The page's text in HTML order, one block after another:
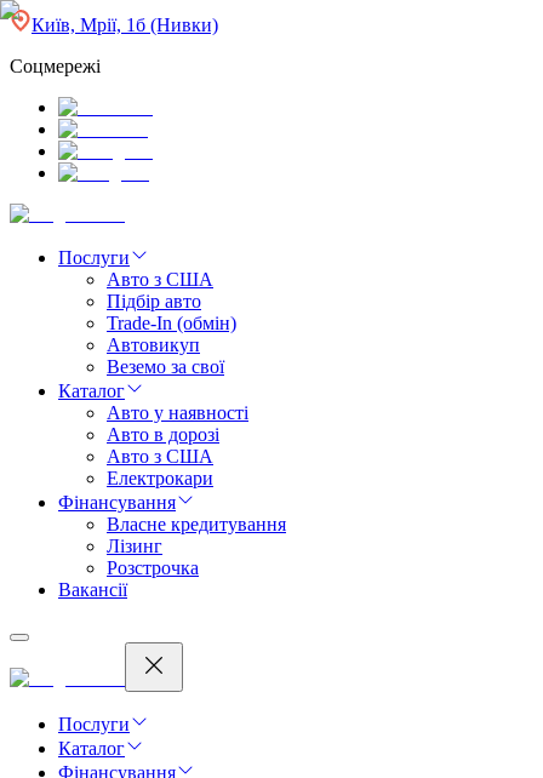
Київ, Мрії, 1б (Нивки)
Соцмережі
Послуги
Авто з США
Підбір авто
Trade-In (обмін)
Автовикуп
Веземо за свої
Каталог
Авто у наявності
Авто в дорозі
Авто з США
Електрокари
Фінансування
Власне кредитування
Лізинг
Розстрочка
Вакансії
Послуги
Каталог
Фінансування